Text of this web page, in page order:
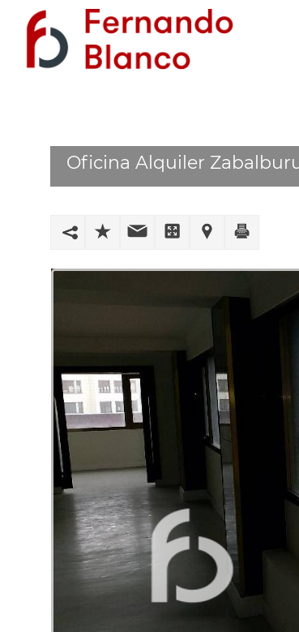
Oficina Alquiler